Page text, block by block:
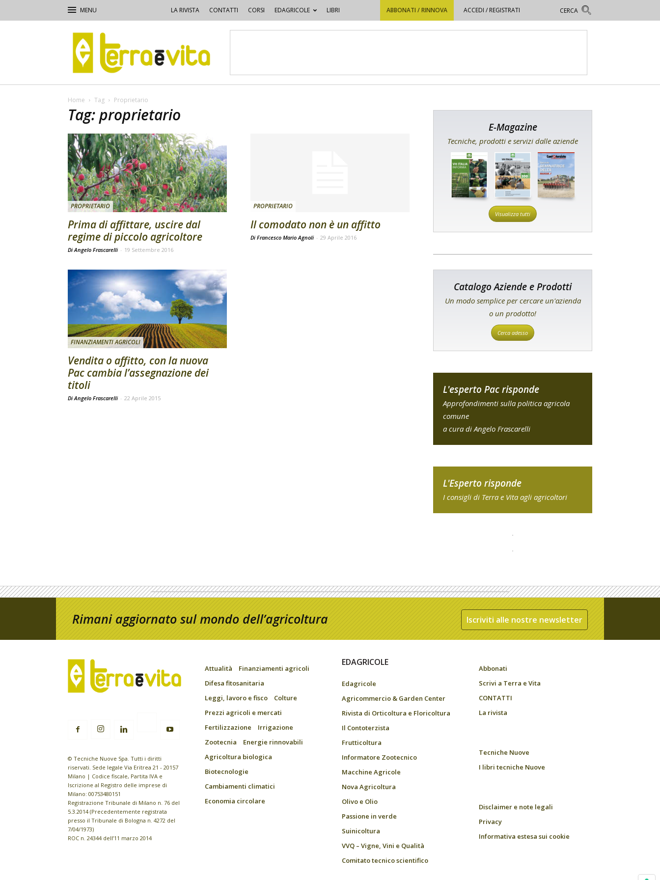
LA RIVISTA CONTATTI CORSI EDAGRICOLE LIBRI ABBONATI / RINNOVA ACCEDI / REGISTRATI
Terra
e
Vita
Home Tag Proprietario
Tag: proprietario
PROPRIETARIO
Prima di affittare, uscire dal
regime di piccolo agricoltore
Di Angelo Frascarelli - 19 Settembre 2016
PROPRIETARIO
Il comodato non è un affitto
Di Francesco Mario Agnoli - 29 Aprile 2016
FINANZIAMENTI AGRICOLI
Vendita o affitto, con la nuova
Pac cambia l’assegnazione dei
titoli
Di Angelo Frascarelli - 22 Aprile 2015
E-Magazine
Tecniche, prodotti e servizi dalle aziende
Visualizza tutti
Catalogo Aziende e Prodotti
Un modo semplice per cercare un'azienda
o un prodotto!
Cerca adesso
L'esperto Pac risponde
Approfondimenti sulla politica agricola
comune
a cura di Angelo Frascarelli
L'Esperto risponde
I consigli di Terra e Vita agli agricoltori
Rimani aggiornato sul mondo dell’agricoltura Iscriviti alle nostre newsletter
© Tecniche Nuove Spa. Tutti i diritti
riservati. Sede legale Via Eritrea 21 - 20157
Milano | Codice fiscale, Partita IVA e
Iscrizione al Registro delle imprese di
Milano: 00753480151
Registrazione Tribunale di Milano n. 76 del
5.3.2014 (Precedentemente registrata
presso il Tribunale di Bologna n. 4272 del
7/04/1973)
ROC n. 24344 dell’11 marzo 2014
Attualità
Finanziamenti agricoli
Difesa fitosanitaria
Leggi, lavoro e fisco
Colture
Prezzi agricoli e mercati
Fertilizzazione
Irrigazione
Zootecnia
Energie rinnovabili
Agricoltura biologica
Biotecnologie
Cambiamenti climatici
Economia circolare
EDAGRICOLE
Edagricole
Agricommercio & Garden Center
Rivista di Orticoltura e Floricoltura
Il Contoterzista
Frutticoltura
Informatore Zootecnico
Macchine Agricole
Nova Agricoltura
Olivo e Olio
Passione in verde
Suinicoltura
VVQ – Vigne, Vini e Qualità
Comitato tecnico scientifico
Abbonati
Scrivi a Terra e Vita
CONTATTI
La rivista
Tecniche Nuove
I libri tecniche Nuove
Disclaimer e note legali
Privacy
Informativa estesa sui cookie